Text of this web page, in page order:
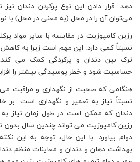
دهد. قرار دادن این نوع پرکردن دندان نیز
می‌توان آن را در محل (به معنی در محل) با
رزین کامپوزیت در مقایسه با سایر مواد
نسبتاً کمی دارد. این مهم است زیرا به
ترک بین دندان و پرکردگی کمک می
حساسیت شود و خطر پوسیدگی بیشتر را
هنگامی که صحبت از نگهداری و مراقبت
نسبتاً نیاز به تعمیر و نگهداری است. بر
دندان که ممکن است در طول زمان نیاز
رزین کامپوزیت می تواند چندین سال بدون
دوام بیاورد. با این حال، توجه به این
بهداشت دهان و دندان و معاینات منظم